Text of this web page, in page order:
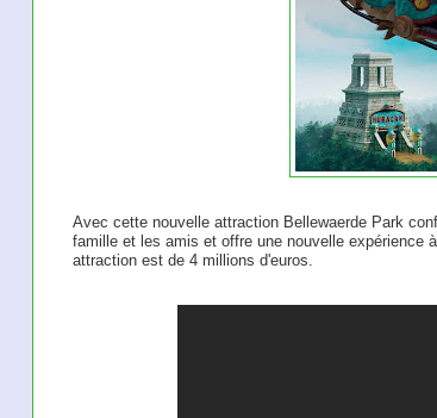
Avec cette nouvelle attraction Bellewaerde Park
famille et les amis et offre une nouvelle expérience
attraction est de 4 millions d'euros.